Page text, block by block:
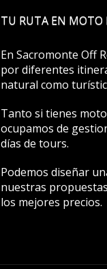
TU RUTA EN MOTO
En Sacromonte Off
por diferentes
natural como
Tanto si tienes
ocupamos de
días de tours.
Podemos diseñar
nuestras
los mejores precios.